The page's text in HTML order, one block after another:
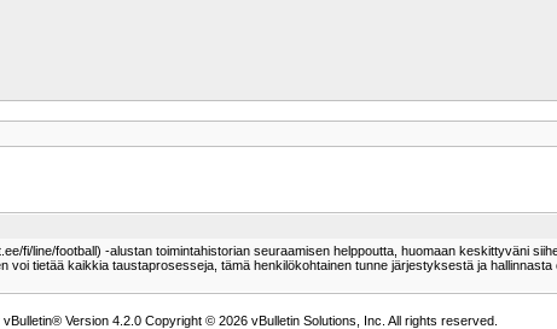
fi/line/football) -alustan toimintahistorian seuraamisen helppoutta, huomaan keskittyväni
voi tietää kaikkia taustaprosesseja, tämä henkilökohtainen tunne järjestyksestä ja
Version 4.2.0 Copyright © 2026 vBulletin Solutions, Inc. All rights reserved.